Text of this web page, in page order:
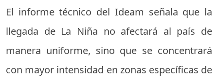
El informe técnico del Ideam señala que la
llegada de La Niña no afectará al país de
manera uniforme, sino que se concentrará
con mayor intensidad en zonas específicas de